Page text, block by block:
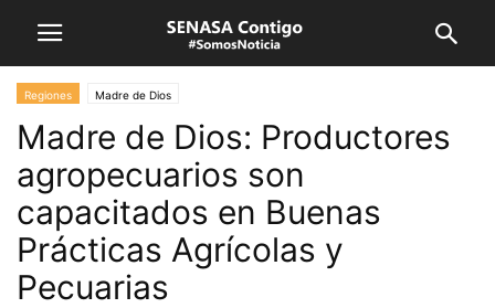
Regiones Madre de Dios
Madre de Dios: Productores
agropecuarios son
capacitados en Buenas
Prácticas Agrícolas y
Pecuarias